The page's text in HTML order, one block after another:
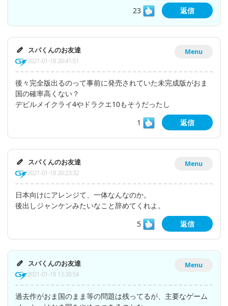
23
返信
Menu
スパくんのお友達
2021-01-18 20:41:51
後々完全版出るのって事前に発売されていた未完成版がおま
国の確率高くない？
デビルメイクライ4やドラクエ10もそうだったし
1
返信
Menu
スパくんのお友達
2021-01-18 20:23:32
日本向けにアレンジて、一体なんなのか。
後出しジャンケンみたいなこと辞めてくれよ。
5
返信
Menu
スパくんのお友達
2021-01-18 13:30:54
過去作がおま国のまま等の問題は残ってるが、主要なゲーム